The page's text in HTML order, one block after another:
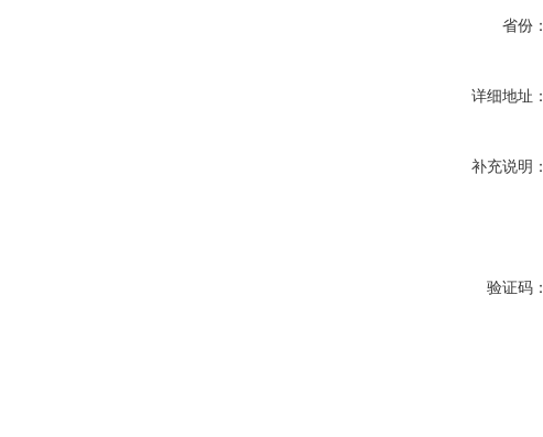
省份：
详细地址：
补充说明：
验证码：